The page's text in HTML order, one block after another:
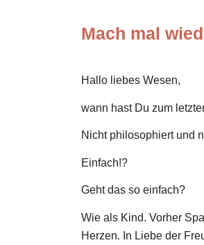
Mach mal
Hallo liebes Wesen,
wann hast Du zum
Nicht philosophiert und
Einfach!?
Geht das so einfach?
Wie als Kind. Vorher
Herzen. In Liebe der